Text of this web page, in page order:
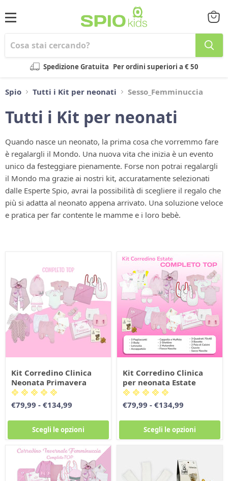
Menu
Spedizione Gratuita Per ordini superiori a € 50
il
Spio Tutti i Kit per neonati Sesso_Femminuccia
Tutti i Kit per neonati
Quando nasce un neonato, la prima cosa che vorremmo fare
è regalargli il Mondo. Una nuova vita che inizia è un evento
unico da festeggiare pienamente. Forse non potrai regalargli
il Mondo ma grazie ai nostri kit, accuratamente selezionati
dalle Esperte Spio, avrai la possibilità di scegliere il regalo che
più si adatta al neonato appena arrivato. Una soluzione veloce
e pratica per far contente le mamme e i loro bebè.
Kit Corredino Clinica
Neonata Primavera
€79,99 - €134,99
Scegli le opzioni
Kit Corredino Clinica
per neonata Estate
€79,99 - €134,99
Scegli le opzioni